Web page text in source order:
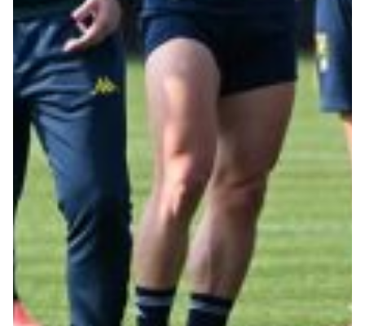
Robe di Kappa x Genoa
Vintage Collection
Red&Blue Voices
Kids
Accessori
Party
Outlet